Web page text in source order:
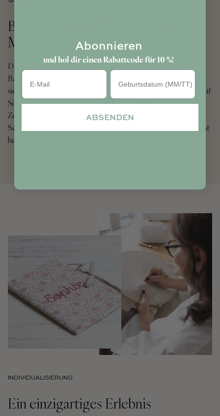
Biologische und nachhaltige
Materialien
Die von uns verwendeten Stoffe bestehen zu 100 % aus Bio-
Baumwolle und sind OEKO-TEX®-zertifiziert, wodurch
sichergestellt ist, dass sie den höchsten Standards in Bezug auf
Sicherheit, Qualität und Nachhaltigkeit entsprechen. Diese
Zertifizierung garantiert, dass unsere Stoffe frei von
Schadstoffen, umweltfreundlich und verantwortungsbewusst
hergestellt sind.
INDIVIDUALISIERUNG
Ein einzigartiges Erlebnis
Abonnieren
und hol dir einen Rabattcode für 10 %!
Geburtstag
ABSENDEN